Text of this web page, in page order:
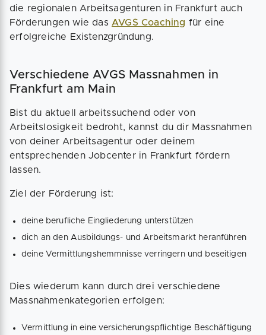
die regionalen Arbeitsagenturen in Frankfurt auch
Förderungen wie das AVGS Coaching für eine
erfolgreiche Existenzgründung.
Verschiedene AVGS Massnahmen in
Frankfurt am Main
Bist du aktuell arbeitssuchend oder von
Arbeitslosigkeit bedroht, kannst du dir Massnahmen
von deiner Arbeitsagentur oder deinem
entsprechenden Jobcenter in Frankfurt fördern
lassen.
Ziel der Förderung ist:
deine berufliche Eingliederung unterstützen
dich an den Ausbildungs- und Arbeitsmarkt heranführen
deine Vermittlungshemmnisse verringern und beseitigen
Dies wiederum kann durch drei verschiedene
Massnahmenkategorien erfolgen:
Vermittlung in eine versicherungspflichtige Beschäftigung